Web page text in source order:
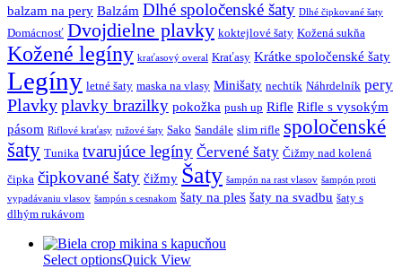
balzam na pery Balzám Dlhé spoločenské šaty Dlhé čipkované šaty
Domácnosť Dvojdielne plavky koktejlové šaty Kožená sukňa
Kožené legíny kraťasový overal Kraťasy Krátke spoločenské šaty
Legíny letné šaty maska na vlasy Minišaty nechtík Náhrdelník pery
Plavky plavky brazilky pokožka push up Rifle Rifle s vysokým
pásom Riflové kraťasy ružové šaty Sako Sandále slim rifle spoločenské
šaty Tunika tvarujúce legíny Červené šaty Čižmy nad kolená
čipka čipkované šaty čižmy Šaty šampón na rast vlasov šampón proti
vypadávaniu vlasov šampón s cesnakom šaty na ples šaty na svadbu šaty s
dlhým rukávom
Select optionsQuick View